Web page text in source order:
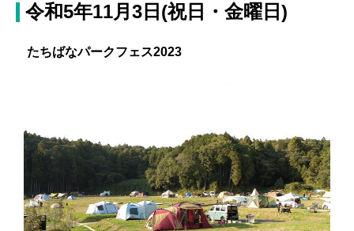
令和5年11月3日(祝日・金曜日)
たちばなパークフェス2023